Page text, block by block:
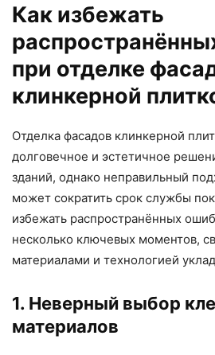
Как избежать
при отделке
клинкерной
Отделка фасадов клинкерной
долговечное и эстетичное
зданий, однако неправильный
может сократить срок службы
избежать распространённых
несколько ключевых моментов,
материалами и технологией
1. Неверный выбор
материалов